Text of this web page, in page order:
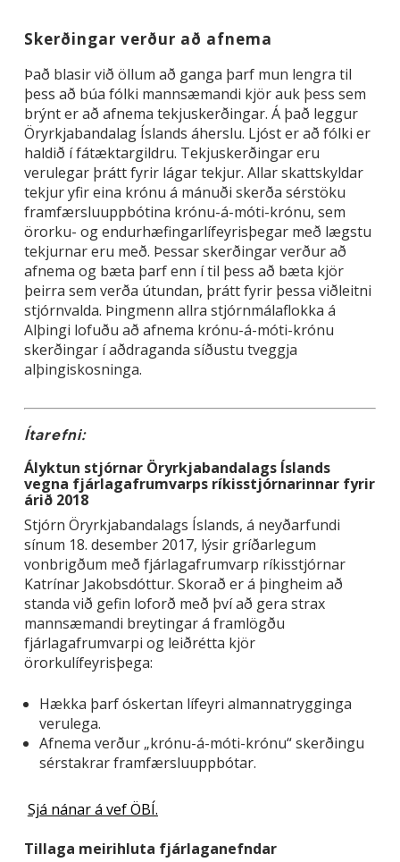
Skerðingar verður að afnema
Það blasir við öllum að ganga þarf mun lengra til
þess að búa fólki mannsæmandi kjör auk þess sem
brýnt er að afnema tekjuskerðingar. Á það leggur
Öryrkjabandalag Íslands áherslu. Ljóst er að fólki er
haldið í fátæktargildru. Tekjuskerðingar eru
verulegar þrátt fyrir lágar tekjur. Allar skattskyldar
tekjur yfir eina krónu á mánuði skerða sérstöku
framfærsluuppbótina krónu-á-móti-krónu, sem
örorku- og endurhæfingarlífeyrisþegar með lægstu
tekjurnar eru með. Þessar skerðingar verður að
afnema og bæta þarf enn í til þess að bæta kjör
þeirra sem verða útundan, þrátt fyrir þessa viðleitni
stjórnvalda. Þingmenn allra stjórnmálaflokka á
Alþingi lofuðu að afnema krónu-á-móti-krónu
skerðingar í aðdraganda síðustu tveggja
alþingiskosninga.
Ítarefni:
Ályktun stjórnar Öryrkjabandalags Íslands
vegna fjárlagafrumvarps ríkisstjórnarinnar fyrir
árið 2018
Stjórn Öryrkjabandalags Íslands, á neyðarfundi
sínum 18. desember 2017, lýsir gríðarlegum
vonbrigðum með fjárlagafrumvarp ríkisstjórnar
Katrínar Jakobsdóttur. Skorað er á þingheim að
standa við gefin loforð með því að gera strax
mannsæmandi breytingar á framlögðu
fjárlagafrumvarpi og leiðrétta kjör
örorkulífeyrisþega:
Hækka þarf óskertan lífeyri almannatrygginga
verulega.
Afnema verður „krónu-á-móti-krónu“ skerðingu
sérstakrar framfærsluuppbótar.
Sjá nánar á vef ÖBÍ.
Tillaga meirihluta fjárlaganefndar